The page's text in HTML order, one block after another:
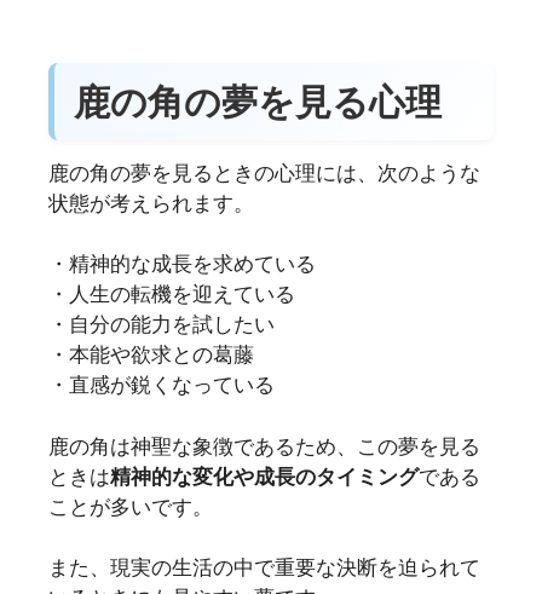
鹿の角の夢を見る心理
鹿の角の夢を見るときの心理には、次のような
状態が考えられます。
・精神的な成長を求めている
・人生の転機を迎えている
・自分の能力を試したい
・本能や欲求との葛藤
・直感が鋭くなっている
鹿の角は神聖な象徴であるため、この夢を見る
ときは精神的な変化や成長のタイミングである
ことが多いです。
また、現実の生活の中で重要な決断を迫られて